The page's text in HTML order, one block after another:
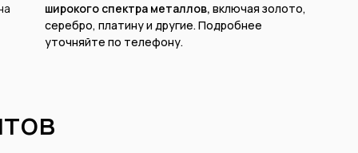
широкого спектра металлов, включая золото,
серебро, платину и другие. Подробнее
уточняйте по телефону.